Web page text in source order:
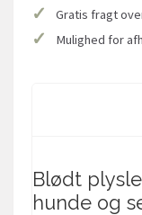
✓ Gratis fragt
✓ Mulighed for
Blødt
hunde og